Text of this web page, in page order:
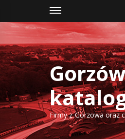
content
Firmy z Gorzowa oraz